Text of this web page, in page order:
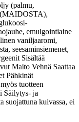
(palmu,
(MAIDOSTA),
emulgointiaine
vaniljaaromi,
seesaminsiemenet,
Sisältää
Maito Vehnä Saattaa
Pähkinät
tuotteen
Säilytys- ja
suojattuna kuivassa, ei